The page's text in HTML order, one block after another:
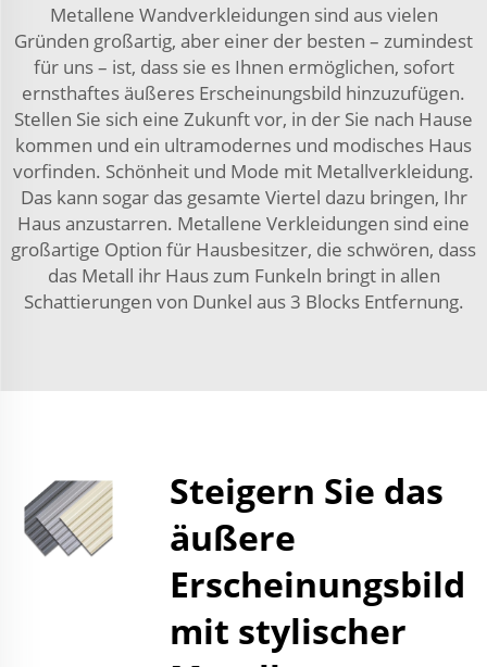
Metallene Wandverkleidungen sind aus vielen
Gründen großartig, aber einer der besten – zumindest
für uns – ist, dass sie es Ihnen ermöglichen, sofort
ernsthaftes äußeres Erscheinungsbild hinzuzufügen.
Stellen Sie sich eine Zukunft vor, in der Sie nach Hause
kommen und ein ultramodernes und modisches Haus
vorfinden. Schönheit und Mode mit Metallverkleidung.
Das kann sogar das gesamte Viertel dazu bringen, Ihr
Haus anzustarren. Metallene Verkleidungen sind eine
großartige Option für Hausbesitzer, die schwören, dass
das Metall ihr Haus zum Funkeln bringt in allen
Schattierungen von Dunkel aus 3 Blocks Entfernung.
Steigern Sie das
äußere
Erscheinungsbild
mit stylischer